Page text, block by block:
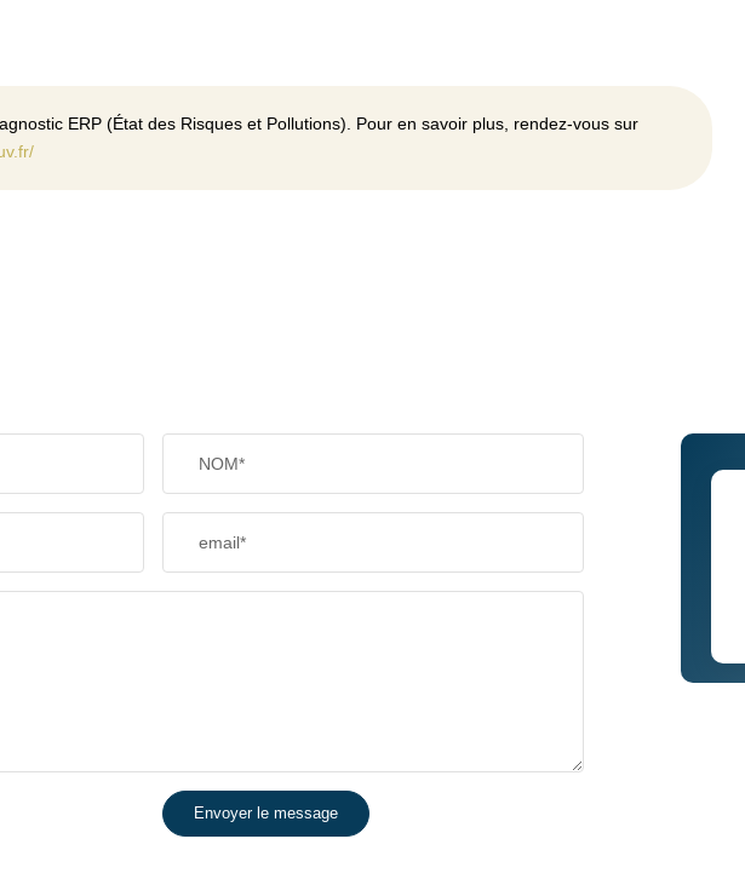
ERP (État des Risques et Pollutions). Pour en savoir plus, rendez-vous sur
NOM*
email*
Envoyer le message